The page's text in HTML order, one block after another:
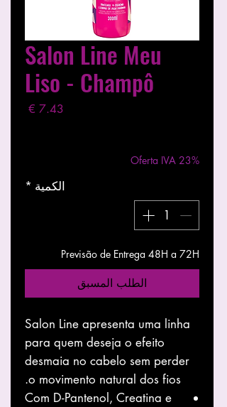
Salon Line Meu
Liso - Champô
السعر
Oferta IVA 23%
الكمية *
Previsão de Entrega 48H a 72H
الطلب المسبق
Salon Line apresenta uma linha
para quem deseja o efeito
desmaia no cabelo sem perder
o movimento natural dos fios.
Com D-Pantenol, Creatina e